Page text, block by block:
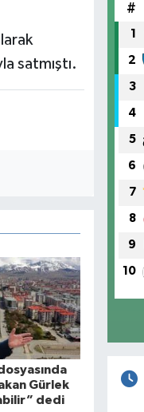
satmıştı.
Gürlek
dedi
#
1
2
3
4
5
6
7
8
9
10